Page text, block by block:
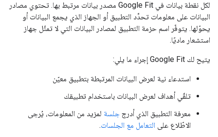
لكل نقطة بيانات في Google Fit مصدر بيانات مرتبط بها. تحتوي مصادر
البيانات على معلومات تحدِّد التطبيق أو الجهاز الذي يجمع البيانات أو
يحوّلها. يتوفّر اسم حزمة التطبيق لمصادر البيانات التي لا تمثّل جهاز
استشعار ماديًا.
يتيح لك Google Fit إجراء ما يلي:
استدعاء نية لعرض البيانات المرتبطة بتطبيق معيّن
تلقّي أهداف لعرض البيانات باستخدام تطبيقك
معرفة التطبيق الذي أدرج جلسة لمزيد من المعلومات، يُرجى
الاطّلاع على التعامل مع الجلسات.